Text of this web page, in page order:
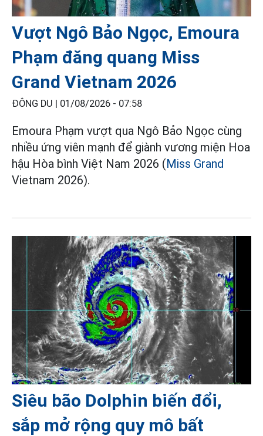
Vượt Ngô Bảo Ngọc, Emoura
Phạm đăng quang Miss
Grand Vietnam 2026
ĐÔNG DU | 01/08/2026 - 07:58
Emoura Phạm vượt qua Ngô Bảo Ngọc cùng
nhiều ứng viên mạnh để giành vương miện Hoa
hậu Hòa bình Việt Nam 2026 (Miss Grand
Vietnam 2026).
Siêu bão Dolphin biến đổi,
sắp mở rộng quy mô bất